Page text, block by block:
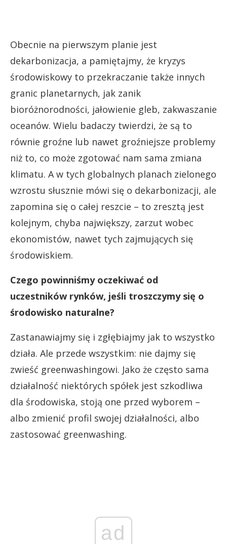
Obecnie na pierwszym planie jest
dekarbonizacja, a pamiętajmy, że kryzys
środowiskowy to przekraczanie także innych
granic planetarnych, jak zanik
bioróżnorodności, jałowienie gleb, zakwaszanie
oceanów. Wielu badaczy twierdzi, że są to
równie groźne lub nawet groźniejsze problemy
niż to, co może zgotować nam sama zmiana
klimatu. A w tych globalnych planach zielonego
wzrostu słusznie mówi się o dekarbonizacji, ale
zapomina się o całej reszcie – to zresztą jest
kolejnym, chyba największy, zarzut wobec
ekonomistów, nawet tych zajmujących się
środowiskiem.
Czego powinniśmy oczekiwać od
uczestników rynków, jeśli troszczymy się o
środowisko naturalne?
Zastanawiajmy się i zgłębiajmy jak to wszystko
działa. Ale przede wszystkim: nie dajmy się
zwieść greenwashingowi. Jako że często sama
działalność niektórych spółek jest szkodliwa
dla środowiska, stoją one przed wyborem –
albo zmienić profil swojej działalności, albo
zastosować greenwashing.
ad